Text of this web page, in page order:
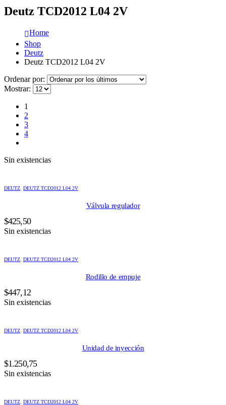
Deutz TCD2012 L04 2V
Home
Shop
Deutz
Deutz TCD2012 L04 2V
Ordenar por:
Mostrar:
1
2
3
4
Sin existencias
DEUTZ DEUTZ TCD2012 L04 2V
Válvula regulador
$425,50
Sin existencias
DEUTZ DEUTZ TCD2012 L04 2V
Rodillo de empuje
$447,12
Sin existencias
DEUTZ DEUTZ TCD2012 L04 2V
Unidad de inyección
$1.250,75
Sin existencias
DEUTZ DEUTZ TCD2012 L04 2V